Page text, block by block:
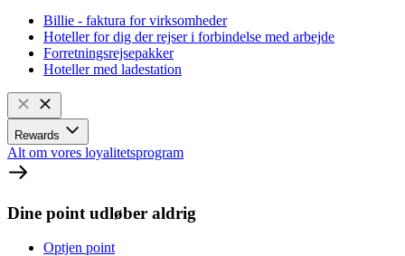
Billie - faktura for virksomheder
Hoteller for dig der rejser i forbindelse med arbejde
Forretningsrejsepakker
Hoteller med ladestation
Rewards
Alt om vores loyalitetsprogram
Dine point udløber aldrig
Optjen point